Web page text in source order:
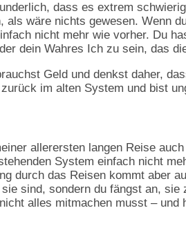
dass es extrem
wäre nichts gewesen. Wenn
nicht mehr wie vorher. Du
dein Wahres Ich zu sein, das
Geld und denkst daher,
im alten System und bist
allerersten langen Reise
System einfach nicht
durch das Reisen kommt aber
sind, sondern du fängst an, sie
alles mitmachen musst – und